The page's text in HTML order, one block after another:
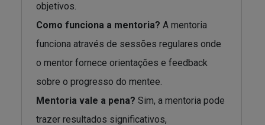
objetivos.
Como funciona a mentoria? A mentoria
funciona através de sessões regulares onde
o mentor fornece orientações e feedback
sobre o progresso do mentee.
Mentoria vale a pena? Sim, a mentoria pode
trazer resultados significativos,